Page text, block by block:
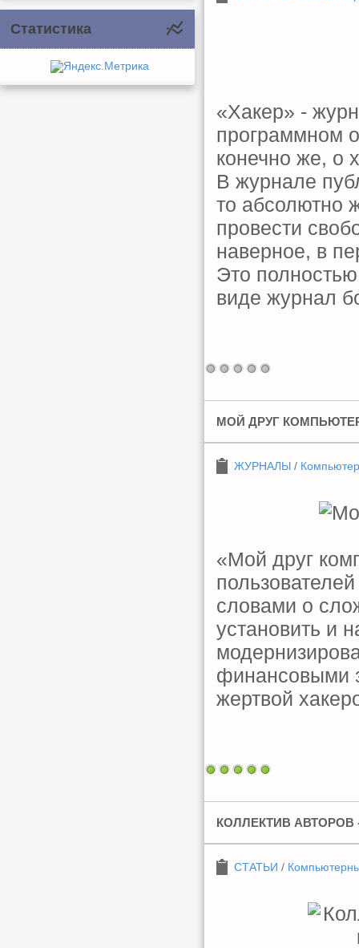
Статистика
«Хакер» -
программном
конечно же, о
В журнале
то абсолютно
провести
наверное, в
Это
виде журнал
МОЙ ДРУГ
ЖУРНАЛЫ /
«Мой друг
словами о
установить и
финансовыми
жертвой
КОЛЛЕКТИВ АВТОРОВ
СТАТЬИ /